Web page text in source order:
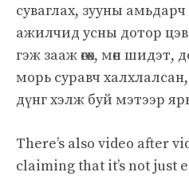
суваглах, зууны
ажилчид усны дотор
гэж зааж өгөх, мөн
морь суравч
дүнг хэлж буй мэтээр
There’s also video after
claiming that it’s not just